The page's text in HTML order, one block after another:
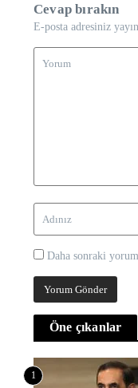
Cevap bırakın
E-posta adresiniz
Daha sonraki
Öne çıkanlar
1